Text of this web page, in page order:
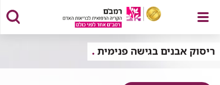
פתח
ריסוק אבנים בגישה פנימית